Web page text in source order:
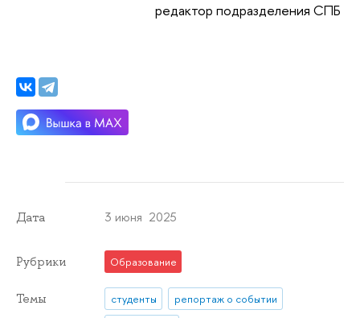
редактор подразделения СПБ
Дата 3 июня 2025
Рубрики Образование
Темы студенты
репортаж о событии